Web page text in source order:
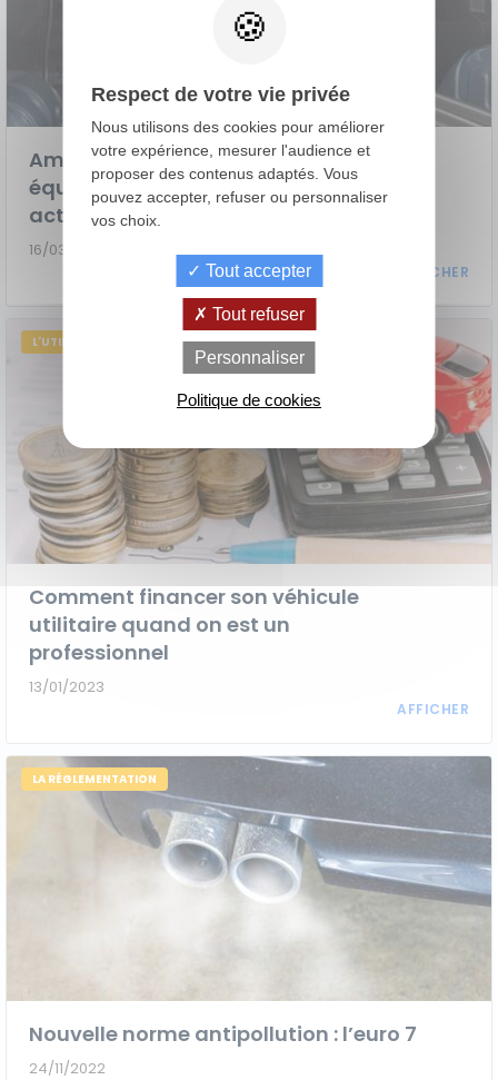
de
votreLe crédit
classique
La Location
avec Option
d'Achat (LOA)
Aménager son utilitaire : les
équipements essentiels pour votre
activité professionnelle
16/03/2023
L'UTILITAIRE
Comment financer son véhicule
utilitaire quand on est un
professionnel
13/01/2023
LA RÉGLEMENTATION
Nouvelle norme antipollution : l’euro 7
24/11/2022
Respect de votre vie privée
Nous utilisons des cookies pour améliorer
votre expérience, mesurer l'audience et
proposer des contenus adaptés. Vous
pouvez accepter, refuser ou personnaliser
vos choix.
Tout accepter
Tout refuser
Personnaliser
Politique de cookies